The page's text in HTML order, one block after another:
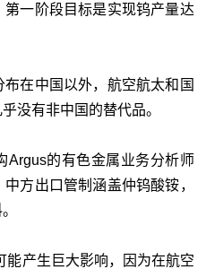
一阶段目标是实现钨产量达
在中国以外，航空航太和国
没有非中国的替代品。
Argus的有色金属业务分析师
方出口管制涵盖仲钨酸铵，
能产生巨大影响，因为在航空